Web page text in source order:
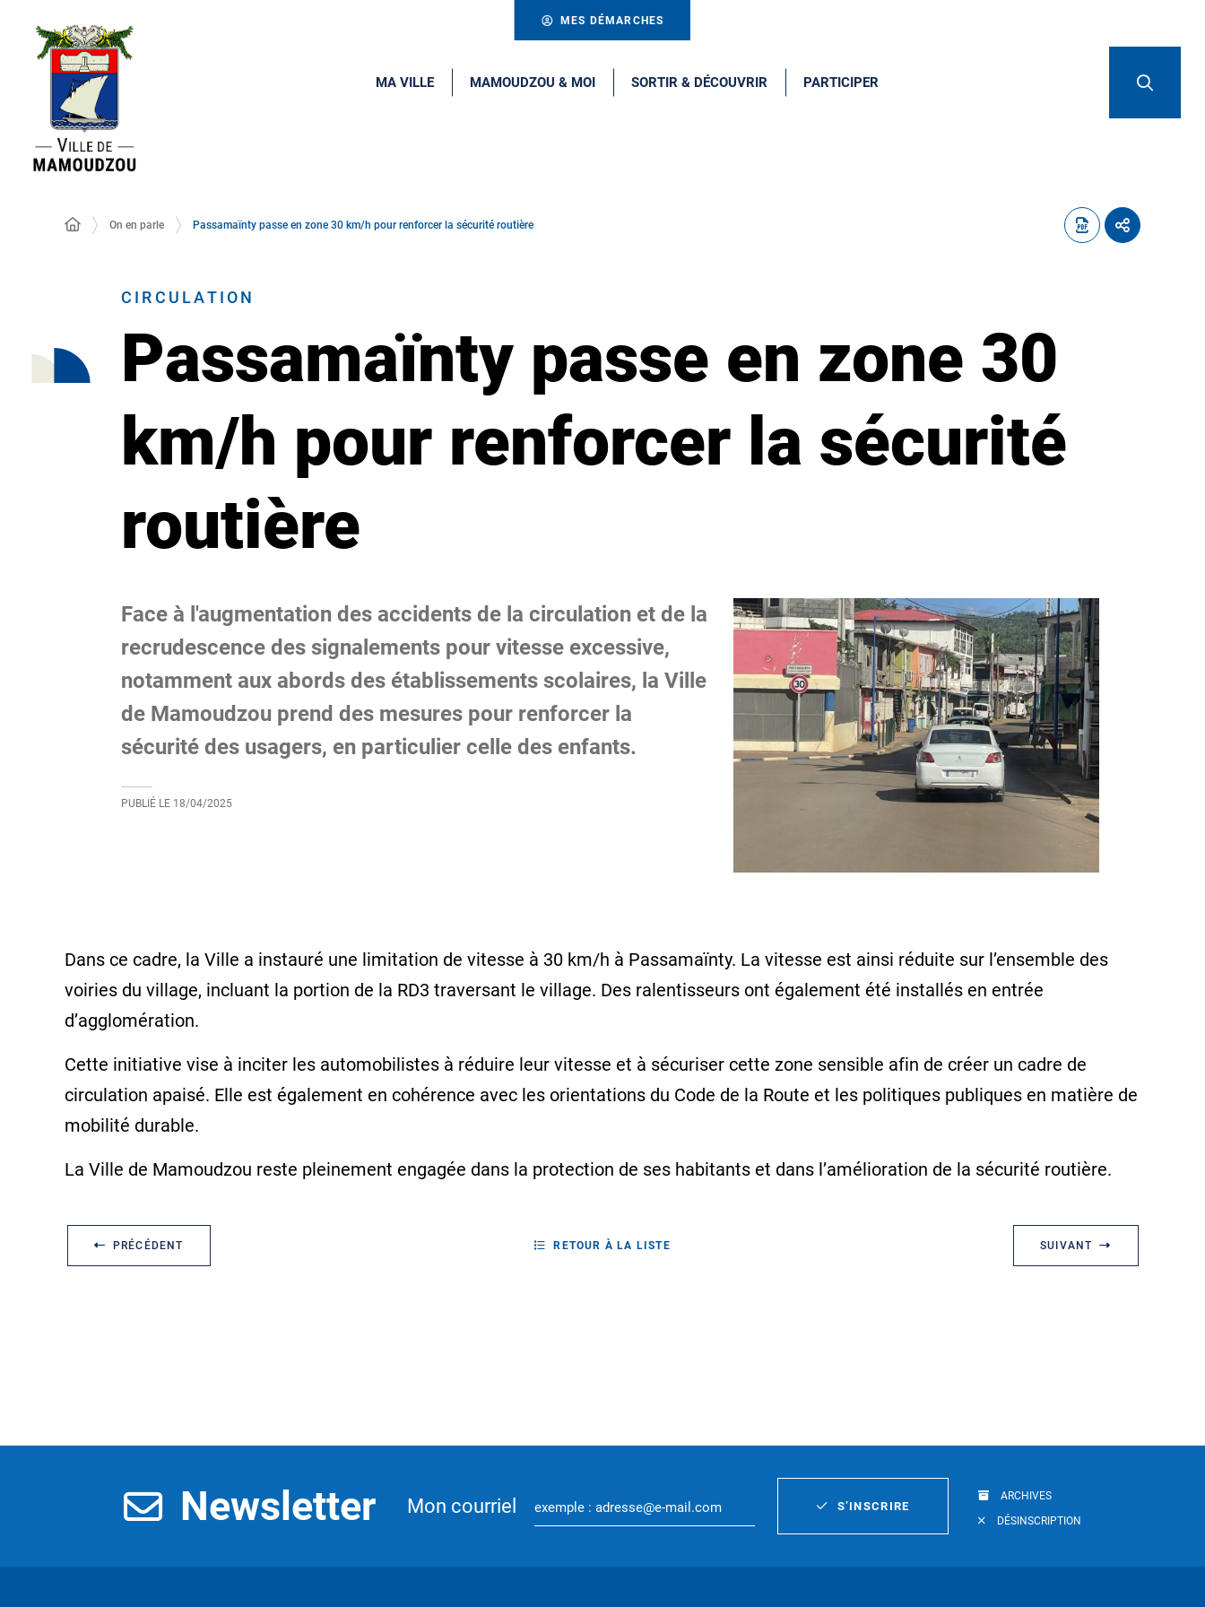
MES DÉMARCHES
MA VILLE MAMOUDZOU & MOI SORTIR & DÉCOUVRIR PARTICIPER
On en parle Passamaïnty passe en zone 30 km/h pour renforcer la sécurité routière
CIRCULATION
Passamaïnty passe en zone 30
km/h pour renforcer la sécurité
routière
Face à l'augmentation des accidents de la circulation et de la
recrudescence des signalements pour vitesse excessive,
notamment aux abords des établissements scolaires, la Ville
de Mamoudzou prend des mesures pour renforcer la
sécurité des usagers, en particulier celle des enfants.
PUBLIÉ LE 18/04/2025
Dans ce cadre, la Ville a instauré une limitation de vitesse à 30 km/h à Passamaïnty. La vitesse est ainsi réduite sur l’ensemble des
voiries du village, incluant la portion de la RD3 traversant le village. Des ralentisseurs ont également été installés en entrée
d’agglomération.
Cette initiative vise à inciter les automobilistes à réduire leur vitesse et à sécuriser cette zone sensible afin de créer un cadre de
circulation apaisé. Elle est également en cohérence avec les orientations du Code de la Route et les politiques publiques en matière de
mobilité durable.
La Ville de Mamoudzou reste pleinement engagée dans la protection de ses habitants et dans l’amélioration de la sécurité routière.
PRÉCÉDENT RETOUR À LA LISTE SUIVANT
Newsletter Mon courriel S’INSCRIRE
ARCHIVES
DÉSINSCRIPTION